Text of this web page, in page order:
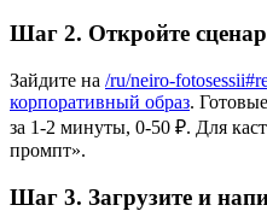
Шаг 2. Откройте
Зайдите на /ru/neiro-
корпоративный образ.
за 1-2 минуты, 0-50 ₽. Для
промпт».
Шаг 3. Загрузите и